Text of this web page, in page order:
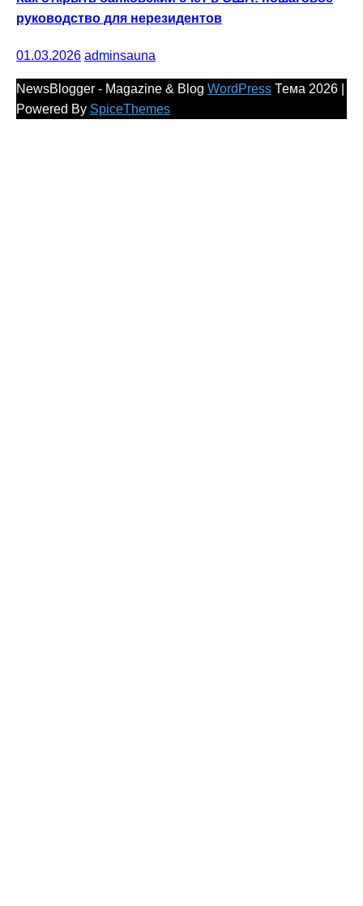
руководство для нерезидентов
01.03.2026 adminsauna
NewsBlogger - Magazine & Blog WordPress Тема 2026 |
Powered By SpiceThemes